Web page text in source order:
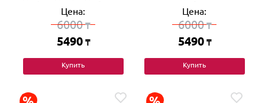
Цена:
6000₸
5490 ₸
Купить
Цена:
6000₸
5490 ₸
Купить